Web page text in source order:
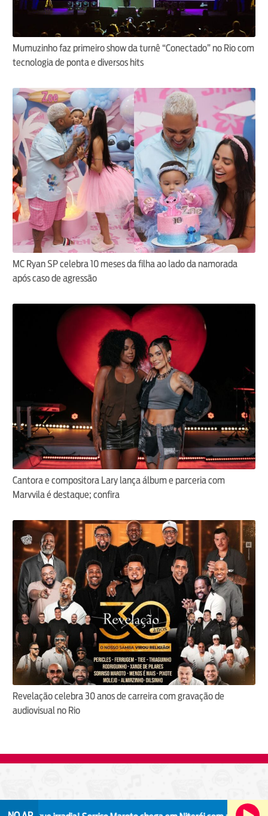
Mumuzinho faz primeiro show da turnê “Conectado” no Rio com
tecnologia de ponta e diversos hits
MC Ryan SP celebra 10 meses da filha ao lado da namorada
após caso de agressão
Cantora e compositora Lary lança álbum e parceria com
Marvvila é destaque; confira
Revelação celebra 30 anos de carreira com gravação de
audiovisual no Rio